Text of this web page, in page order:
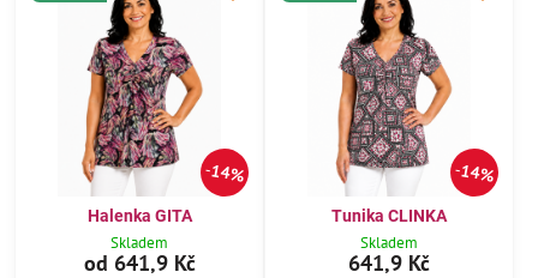
14%
Halenka GITA
Skladem
od 641,9 Kč
14%
Tunika CLINKA
Skladem
641,9 Kč